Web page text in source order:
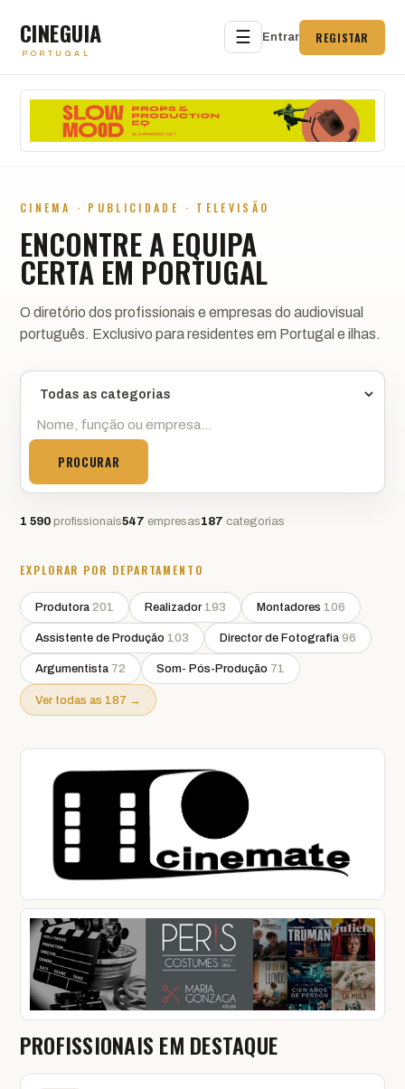
CINEGUIA
PORTUGAL
☰ Entrar REGISTAR
CINEMA · PUBLICIDADE · TELEVISÃO
ENCONTRE A EQUIPA
CERTA EM PORTUGAL
O diretório dos profissionais e empresas do audiovisual
português. Exclusivo para residentes em Portugal e ilhas.
PROCURAR
1 590 profissionais547 empresas187 categorias
EXPLORAR POR DEPARTAMENTO
Produtora 201 Realizador 193 Montadores 106
Assistente de Produção 103 Director de Fotografia 96
Argumentista 72 Som- Pós-Produção 71
Ver todas as 187 →
PROFISSIONAIS EM DESTAQUE